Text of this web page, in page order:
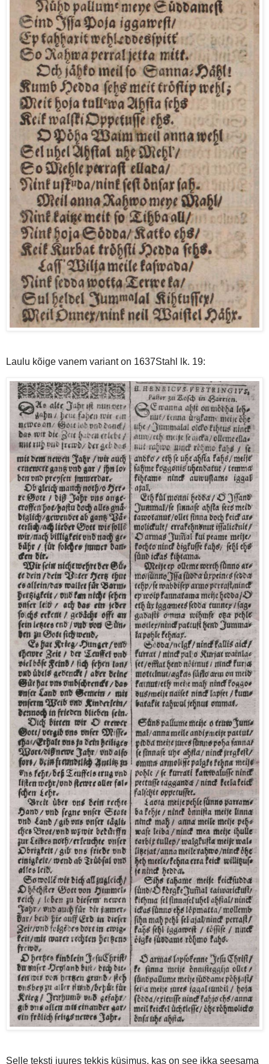
Laulu kõige vanem variant on 1637Stahl lk. 19:
Selle teksti juures tekkis küsimus, kas on see ikka seesama